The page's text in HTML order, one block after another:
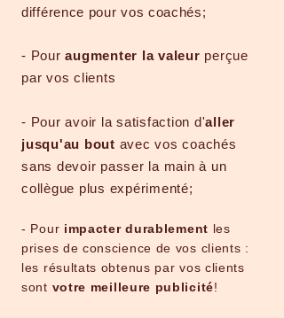
différence pour vos coachés;
- Pouraugmenter la valeur perçue
par vos clients
- Pour avoir la satisfaction d'aller
jusqu'au bout avec vos coachés
sans devoir passer la main à un
collègue plus expérimenté;
- Pour impacter durablement les
prises de conscience de vos clients :
les résultats obtenus par vos clients
sont votre meilleure publicité!